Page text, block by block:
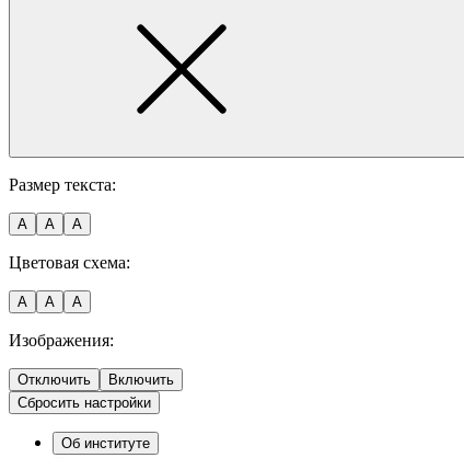
Размер текста:
A A A
Цветовая схема:
A A A
Изображения:
Отключить
Включить
Сбросить настройки
Об институте